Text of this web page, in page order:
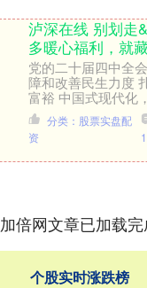
泸深在线 别划走
多暖心福利，就
党的二十届四中全
障和改善民生力度
富裕 中国式现代化
工的“娘家人” 中国
了哪....分类：股票实盘配
资
加倍网文章已加载
个股实时涨跌榜